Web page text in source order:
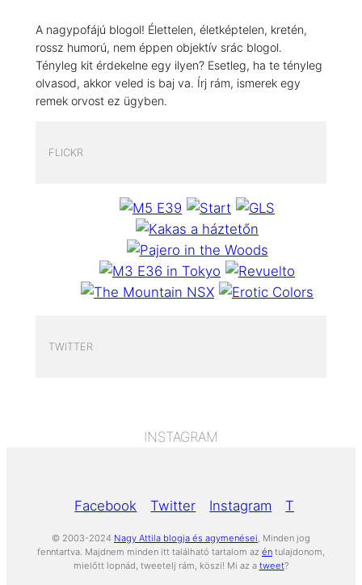
A nagypofájú blogol! Élettelen, életképtelen, kretén,
rossz humorú, nem éppen objektív srác blogol.
Tényleg kit érdekelne egy ilyen? Esetleg, ha te tényleg
olvasod, akkor veled is baj va. Írj rám, ismerek egy
remek orvost ez ügyben.
FLICKR
TWITTER
INSTAGRAM
Facebook Twitter Instagram Tumblr
© 2003-2024 Nagy Attila blogja és agymenései , Minden jog
fenntartva. Majdnem minden itt található tartalom az én tulajdonom,
mielőtt lopnád, tweetelj rám, köszi! Mi az a tweet?